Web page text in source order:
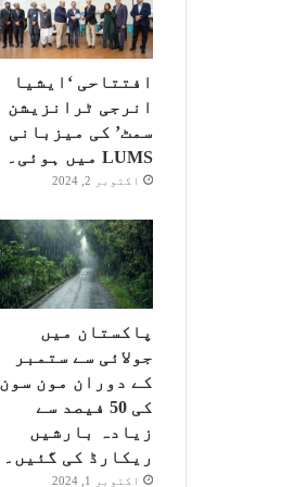
افتتاحی ‘ایشیا
انرجی ٹرانزیشن
سمٹ’ کی میزبانی
LUMS میں ہوئی۔
اکتوبر 2, 2024
پاکستان میں
جولائی سے ستمبر
کے دوران مون سون
کی 50 فیصد سے
زیادہ بارشیں
ریکارڈ کی گئیں۔
اکتوبر 1, 2024